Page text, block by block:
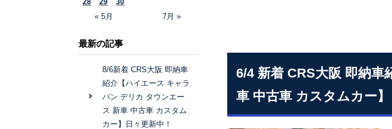
6/4 新着 CRS大阪 即納
車 中古車 カスタムカー】
« 5月 7月 »
28
29 30
最新の記事
8/6新着 CRS大阪 即納車
紹介【ハイエース キャラ
バン デリカ タウンエー
ス 新車 中古車 カスタム
カー】日々更新中！